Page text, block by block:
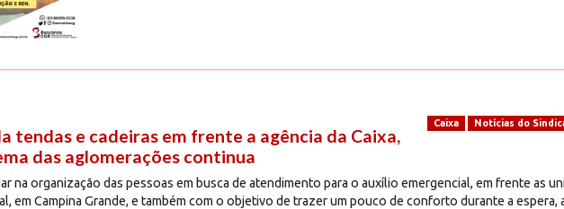
Caixa Notícias do
tendas e cadeiras em frente a agência da Caixa,
das aglomerações continua
na organização das pessoas em busca de atendimento para o auxílio emergencial, em frente as
em Campina Grande, e também com o objetivo de trazer um pouco de conforto durante a espera,